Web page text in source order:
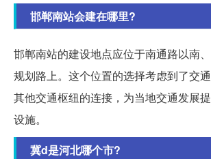
邯郸南站会建在哪里?
邯郸南站的建设地点应位于南通路以南
规划路上。这个位置的选择考虑到了交
其他交通枢纽的连接，为当地交通发展
设施。
冀d是河北哪个市?